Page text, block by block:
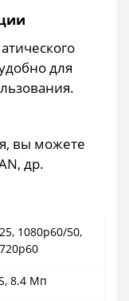
для
вы можете
др.
1080p60/50,
8.4 Мп